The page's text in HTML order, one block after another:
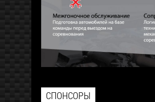
СПОНСОРЫ